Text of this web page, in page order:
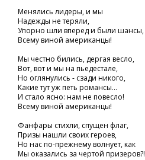
Менялись лидеры, и мы
Надежды не теряли,
Упорно шли вперед и были шансы,
Всему виной американцы!
Мы честно бились, дергая весло,
Вот, вот и мы на пьедестале,
Но оглянулись - сзади никого,
Какие тут уж петь романсы...
И стало ясно: нам не повесло!
Всему виной американцы!
Фанфары стихли, спущен флаг,
Призы нашли своих героев,
Но нас по-прежнему волнует, как
Мы оказались за чертой призеров?!